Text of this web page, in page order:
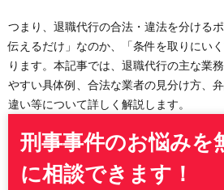
つまり、退職代行の合法・違法を分ける
伝えるだけ」なのか、「条件を取りにい
ります。本記事では、退職代行の主な業
やすい具体例、合法な業者の見分け方、
違い等について詳しく解説します。
刑事事件のお悩みを
に相談できます！